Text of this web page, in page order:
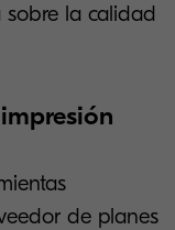
la calidad
de planes